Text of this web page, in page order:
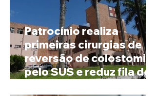
Patrocínio realiza
primeiras cirurgias de
reversão de colostomia
pelo SUS e reduz fila de